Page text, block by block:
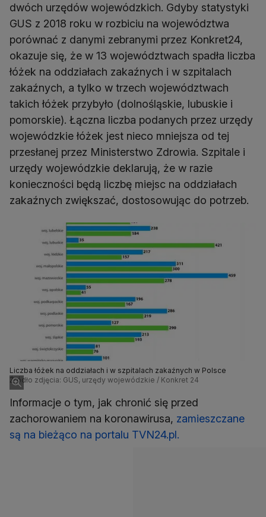
dwóch urzędów wojewódzkich. Gdyby statystyki
GUS z 2018 roku w rozbiciu na województwa
porównać z danymi zebranymi przez Konkret24,
okazuje się, że w 13 województwach spadła liczba
łóżek na oddziałach zakaźnych i w szpitalach
zakaźnych, a tylko w trzech województwach
takich łóżek przybyło (dolnośląskie, lubuskie i
pomorskie). Łączna liczba podanych przez urzędy
wojewódzkie łóżek jest nieco mniejsza od tej
przesłanej przez Ministerstwo Zdrowia. Szpitale i
urzędy wojewódzkie deklarują, że w razie
konieczności będą liczbę miejsc na oddziałach
zakaźnych zwiększać, dostosowując do potrzeb.
Liczba łóżek na oddziałach i w szpitalach zakaźnych w Polsce
Źródło zdjęcia: GUS, urzędy wojewódzkie / Konkret 24
Informacje o tym, jak chronić się przed
zachorowaniem na koronawirusa, zamieszczane
są na bieżąco na portalu TVN24.pl.